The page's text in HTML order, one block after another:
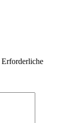
Erforderliche